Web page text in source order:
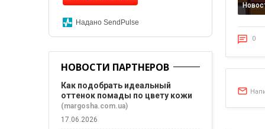
0
Надано SendPulse
НОВОСТИ ПАРТНЕРОВ
Как подобрать идеальный
оттенок помады по цвету кожи
(margosha.com.ua)
17.06.2026